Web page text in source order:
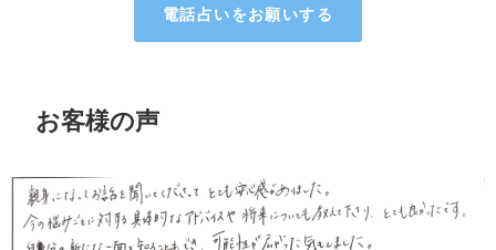
電話占いをお願いする
お客様の声